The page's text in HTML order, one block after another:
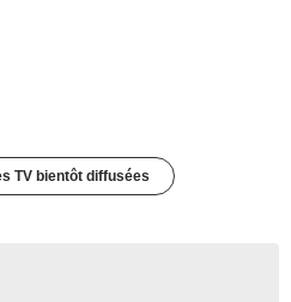
TV bientôt diffusées